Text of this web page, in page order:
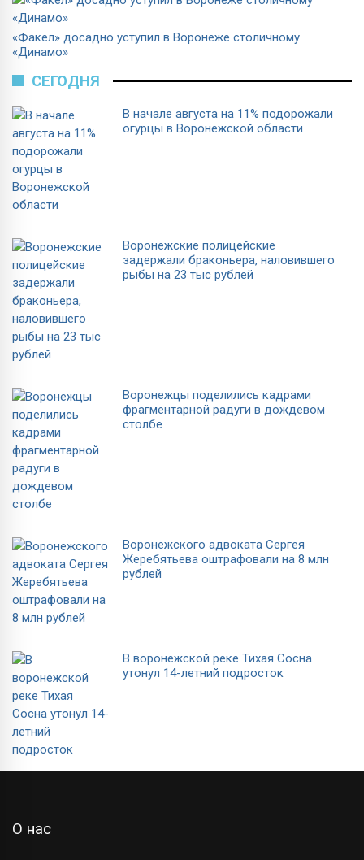
«Факел» досадно уступил в Воронеже столичному
«Динамо»
СЕГОДНЯ
В начале августа на 11% подорожали
огурцы в Воронежской области
Воронежские полицейские
задержали браконьера, наловившего
рыбы на 23 тыс рублей
Воронежцы поделились кадрами
фрагментарной радуги в дождевом
столбе
Воронежского адвоката Сергея
Жеребятьева оштрафовали на 8 млн
рублей
В воронежской реке Тихая Сосна
утонул 14-летний подросток
О нас